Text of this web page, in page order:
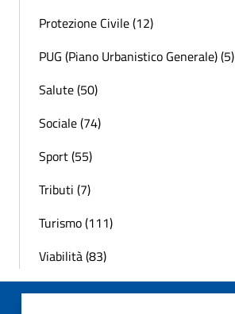
Protezione Civile (12)
PUG (Piano Urbanistico Generale) (5)
Salute (50)
Sociale (74)
Sport (55)
Tributi (7)
Turismo (111)
Viabilità (83)